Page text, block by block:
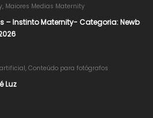
, Maiores Medias Maternity
– Instinto Maternity- Categoria: Newb
, Conteúdo para fotógrafos
Luz